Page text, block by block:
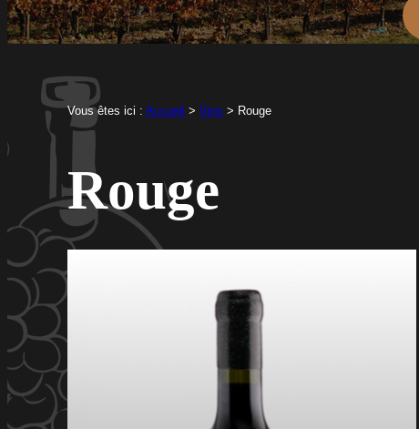
Vous êtes ici :Accueil >Vins > Rouge
Rouge